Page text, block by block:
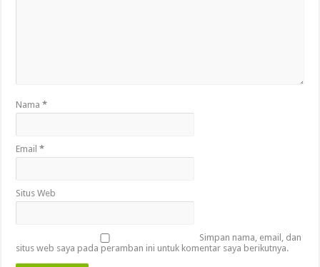
Nama*
Email*
Situs Web
Simpan nama, email, dan
situs web saya pada peramban ini untuk komentar saya berikutnya.